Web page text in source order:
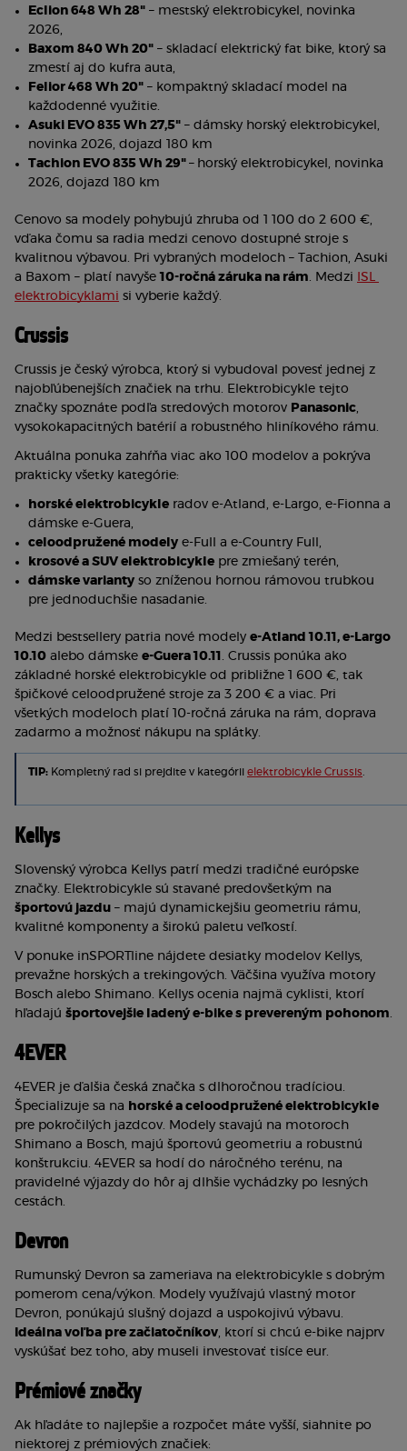
Eclion 648 Wh 28" – mestský elektrobicykel, novinka
2026,
Baxom 840 Wh 20" – skladací elektrický fat bike, ktorý sa
zmestí aj do kufra auta,
Felior 468 Wh 20" – kompaktný skladací model na
každodenné využitie.
Asuki EVO 835 Wh 27,5" – dámsky horský elektrobicykel,
novinka 2026, dojazd 180 km
Tachion EVO 835 Wh 29" – horský elektrobicykel, novinka
2026, dojazd 180 km
Cenovo sa modely pohybujú zhruba od 1 100 do 2 600 €,
vďaka čomu sa radia medzi cenovo dostupné stroje s
kvalitnou výbavou. Pri vybraných modeloch – Tachion, Asuki
a Baxom – platí navyše 10-ročná záruka na rám. Medzi
ISL
elektrobicyklami si vyberie každý.
Crussis
Crussis je český výrobca, ktorý si vybudoval povesť jednej z
najobľúbenejších značiek na trhu. Elektrobicykle tejto
značky spoznáte podľa stredových motorov Panasonic,
vysokokapacitných batérií a robustného hliníkového rámu.
Aktuálna ponuka zahŕňa viac ako 100 modelov a pokrýva
prakticky všetky kategórie:
horské elektrobicykle radov e-Atland, e-Largo, e-Fionna a
dámske e-Guera,
celoodpružené modely e-Full a e-Country Full,
krosové a SUV elektrobicykle pre zmiešaný terén,
dámske varianty so zníženou hornou rámovou trubkou
pre jednoduchšie nasadanie.
Medzi bestsellery patria nové modely e-Atland 10.11, e-Largo
10.10 alebo dámske e-Guera 10.11 . Crussis ponúka ako
základné horské elektrobicykle od približne 1 600 €, tak
špičkové celoodpružené stroje za 3 200 € a viac. Pri
všetkých modeloch platí 10-ročná záruka na rám, doprava
zadarmo a možnosť nákupu na splátky.
TIP: Kompletný rad si prejdite v kategórii elektrobicykle Crussis
Kellys
Slovenský výrobca Kellys patrí medzi tradičné európske
športovú jazdu – majú dynamickejšiu geometriu rámu,
kvalitné komponenty a širokú paletu veľkostí.
V ponuke inSPORTline nájdete desiatky modelov Kellys,
prevažne horských a trekingových. Väčšina využíva motory
Bosch alebo Shimano. Kellys ocenia najmä cyklisti, ktorí
hľadajú športovejšie ladený e-bike s prevereným pohonom.
4EVER
4EVER je ďalšia česká značka s dlhoročnou tradíciou.
Špecializuje sa na horské a celoodpružené elektrobicykle
pre pokročilých jazdcov. Modely stavajú na motoroch
Shimano a Bosch, majú športovú geometriu a robustnú
konštrukciu. 4EVER sa hodí do náročného terénu, na
pravidelné výjazdy do hôr aj dlhšie vychádzky po lesných
cestách.
Devron
Rumunský Devron sa zameriava na elektrobicykle s dobrým
pomerom cena/výkon. Modely využívajú vlastný motor
Ideálna voľba pre začiatočníkov, ktorí si chcú e-bike najprv
vyskúšať bez toho, aby museli investovať tisíce eur.
Prémiové značky
Ak hľadáte to najlepšie a rozpočet máte vyšší, siahnite po
niektorej z prémiových značiek: